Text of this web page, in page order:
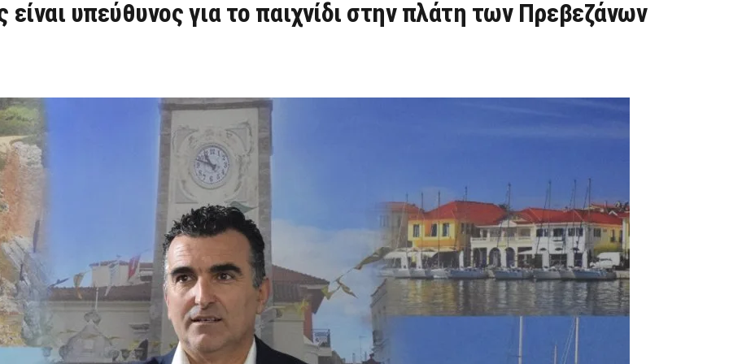
υπεύθυνος για το παιχνίδι στην πλάτη των Πρεβεζάνων